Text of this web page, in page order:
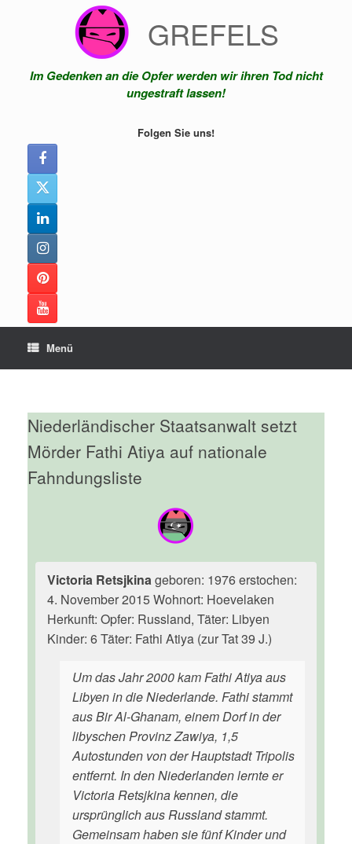
GREFELS
Im Gedenken an die Opfer werden wir ihren Tod nicht
ungestraft lassen!
Folgen Sie uns!
Menü
Niederländischer Staatsanwalt setzt
Mörder Fathi Atiya auf nationale
Fahndungsliste
Victoria Retsjkinageboren: 1976 erstochen:
4. November 2015 Wohnort: Hoevelaken
Herkunft: Opfer: Russland, Täter: Libyen
Kinder: 6 Täter: Fathi Atiya (zur Tat 39 J.)
Um das Jahr 2000 kam Fathi Atiya aus
Libyen in die Niederlande. Fathi stammt
aus Bir Al-Ghanam, einem Dorf in der
libyschen Provinz Zawiya, 1,5
Autostunden von der Hauptstadt Tripolis
entfernt. In den Niederlanden lernte er
Victoria Retsjkina kennen, die
ursprünglich aus Russland stammt.
Gemeinsam haben sie fünf Kinder und